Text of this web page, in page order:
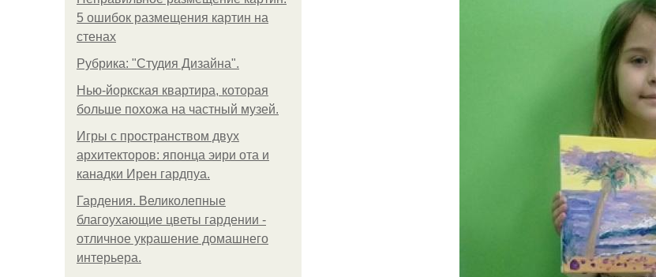
5 ошибок размещения картин на
стенах
Рубрика: "Студия Дизайна".
Нью-йоркская квартира, которая
больше похожа на частный музей.
Игры с пространством двух
архитекторов: японца эири ота и
канадки Ирен гардпуа.
Гардения. Великолепные
благоухающие цветы гардении -
отличное украшение домашнего
интерьера.